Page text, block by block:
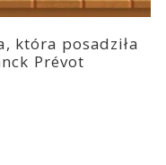
która posadziła
Prévot